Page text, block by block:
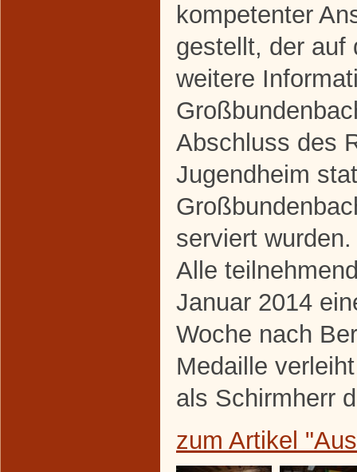
kompetenter
gestellt, der auf
weitere
Abschluss des
Jugendheim
serviert wurden.
Alle
Januar 2014
Woche nach
Medaille
als Schirmherr
zum Artikel